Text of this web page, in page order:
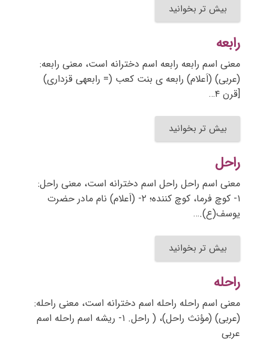
بیش تر بخوانید
رابعه
معنی اسم رابعه رابعه اسم دخترانه است، معنی رابعه:
(عربی) (اَعلام) رابعه ی بنت کعب (= رابعهی قزداری)
[قرن ۴…
بیش تر بخوانید
راحل
معنی اسم راحل راحل اسم دخترانه است، معنی راحل:
۱- کوچ فرما، کوچ کننده؛ ۲- (اَعلام) نام مادر حضرت
یوسف(ع).…
بیش تر بخوانید
راحله
معنی اسم راحله راحله اسم دخترانه است، معنی راحله:
(عربی) (مؤنث راحل)، ( راحل. ۱- ریشه اسم راحله اسم
عربی